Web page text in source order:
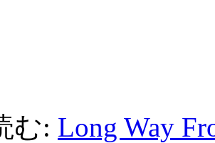
む: Long Way